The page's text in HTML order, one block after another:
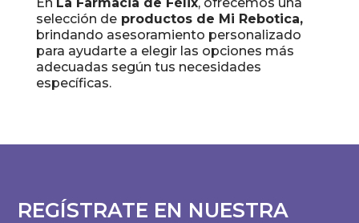
selección deproductos de Mi Rebotica,
brindando asesoramiento personalizado
para ayudarte a elegir las opciones más
adecuadas según tus necesidades
específicas.
REGÍSTRATE EN NUESTRA